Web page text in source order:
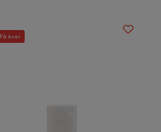
Få kvar